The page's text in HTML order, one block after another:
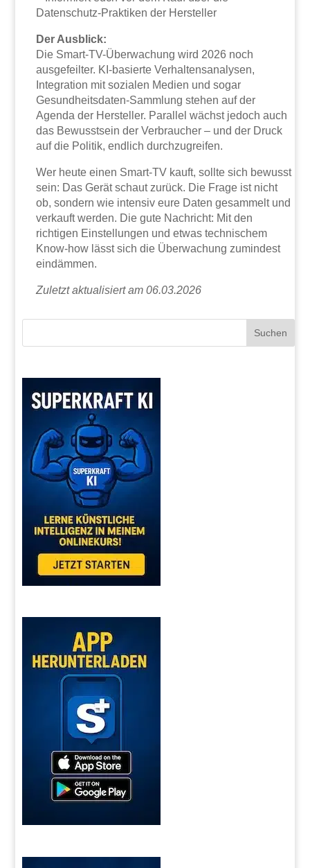
Datenschutz-Praktiken der Hersteller
Der Ausblick:
Die Smart-TV-Überwachung wird 2026 noch
ausgefeilter. KI-basierte Verhaltensanalysen,
Integration mit sozialen Medien und sogar
Gesundheitsdaten-Sammlung stehen auf der
Agenda der Hersteller. Parallel wächst jedoch auch
das Bewusstsein der Verbraucher – und der Druck
auf die Politik, endlich durchzugreifen.
Wer heute einen Smart-TV kauft, sollte sich bewusst
sein: Das Gerät schaut zurück. Die Frage ist nicht
ob, sondern wie intensiv eure Daten gesammelt und
verkauft werden. Die gute Nachricht: Mit den
richtigen Einstellungen und etwas technischem
Know-how lässt sich die Überwachung zumindest
eindämmen.
Zuletzt aktualisiert am 06.03.2026